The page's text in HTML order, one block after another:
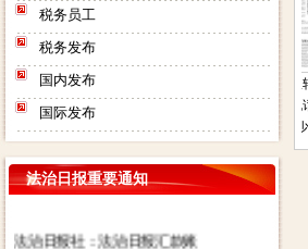
税务员工
税务发布
国内发布
国际发布
法治日报重要通知
法治日报社：法治日报汇款账
法房产普
电话联系
地址在那
法治日报债权债务催
收公告登报流程费用
电话是多少联系人电
法治日报刊登债权转
让公告费用联系电话
方式联系人是多少